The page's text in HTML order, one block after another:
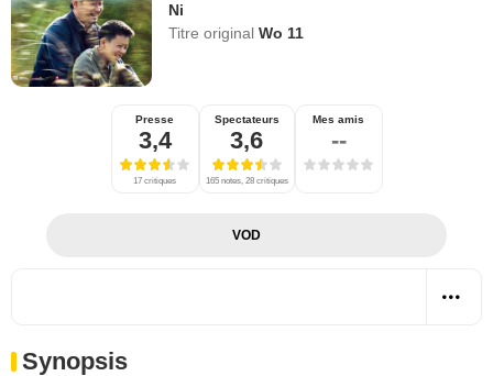
Ni
Titre originalWo 11
Presse
3,4
17 critiques
Spectateurs
3,6
165 notes, 28 critiques
Mes amis
--
VOD
Synopsis